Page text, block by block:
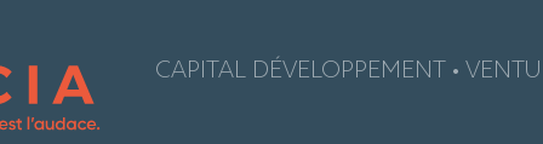
CAPITAL DÉVELOPPEMENT •